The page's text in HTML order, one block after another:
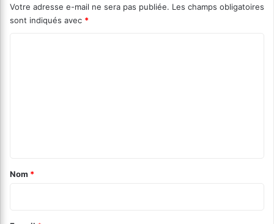
Votre adresse e-mail ne sera pas publiée. Les champs obligatoires
sont indiqués avec *
a
Nom *